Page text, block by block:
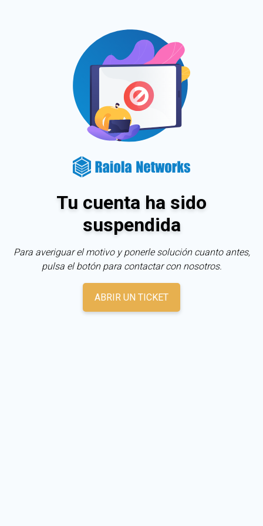
Tu cuenta ha sido
suspendida
Para averiguar el motivo y ponerle solución cuanto antes,
pulsa el botón para contactar con nosotros.
ABRIR UN TICKET